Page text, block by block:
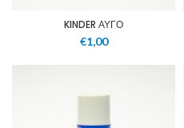
KINDER ΑΥΓΟ
€1,00